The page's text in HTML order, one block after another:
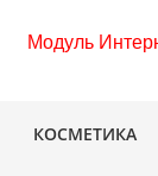
Модуль
КОСМЕТИКА